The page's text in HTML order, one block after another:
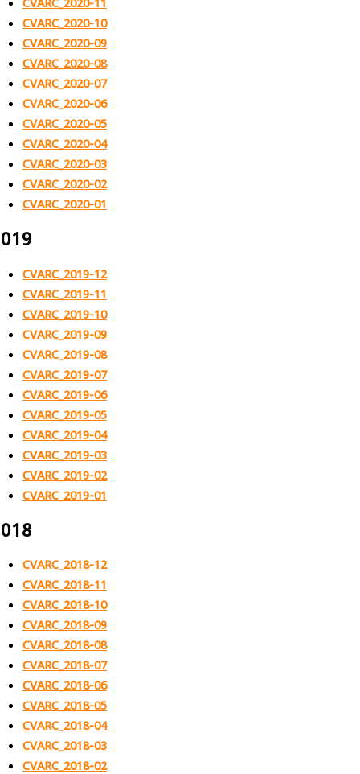
CVARC_2020-10
CVARC_2020-09
CVARC_2020-08
CVARC_2020-07
CVARC_2020-06
CVARC_2020-05
CVARC_2020-04
CVARC_2020-03
CVARC_2020-02
CVARC_2020-01
CVARC_2019-12
CVARC_2019-11
CVARC_2019-10
CVARC_2019-09
CVARC_2019-08
CVARC_2019-07
CVARC_2019-06
CVARC_2019-05
CVARC_2019-04
CVARC_2019-03
CVARC_2019-02
CVARC_2019-01
CVARC_2018-12
CVARC_2018-11
CVARC_2018-10
CVARC_2018-09
CVARC_2018-08
CVARC_2018-07
CVARC_2018-06
CVARC_2018-05
CVARC_2018-04
CVARC_2018-03
CVARC_2018-02